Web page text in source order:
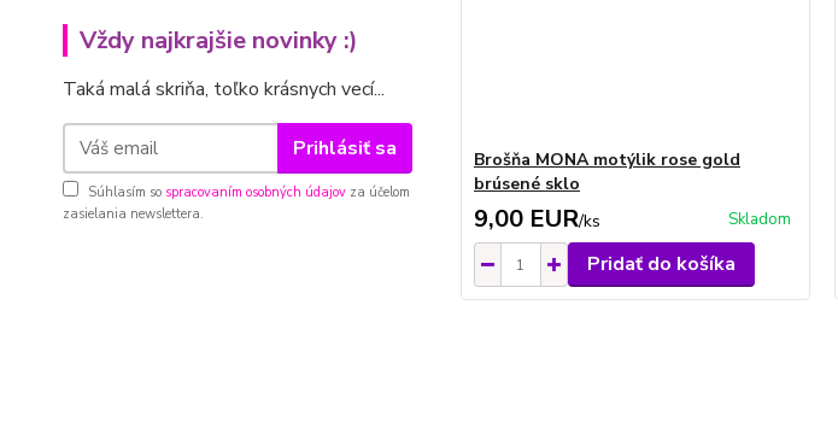
Vždy najkrajšie novinky :)
Taká malá skriňa, toľko krásnych vecí...
Prihlásiť sa
Súhlasím so spracovaním osobných údajov za účelom
zasielania newslettera.
Brošňa MONA motýlik rose gold
brúsené sklo
9,00 EUR/ks Skladom
Pridať do košíka